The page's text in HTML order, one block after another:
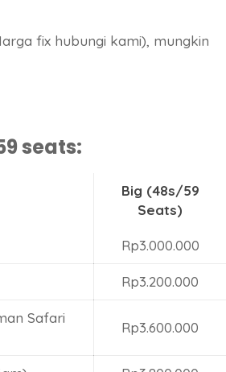
fix hubungi kami), mungkin
seats:
Big (48s/59
Seats)
Rp3.000.000
Rp3.200.000
Safari
Rp3.600.000